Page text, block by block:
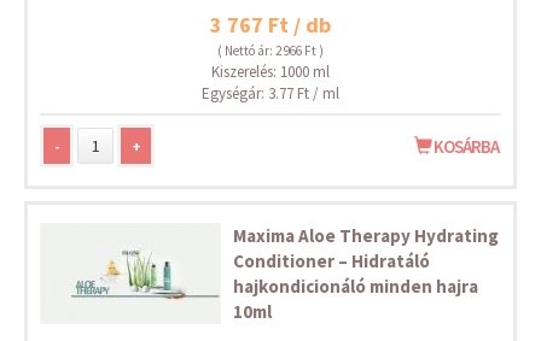
3 767 Ft / db
( Nettó ár: 2 966 Ft )
Kiszerelés: 1000 ml
Egységár: 3.77 Ft / ml
- + KOSÁRBA
Maxima Aloe Therapy Hydrating
Conditioner – Hidratáló
hajkondicionáló minden hajra
10ml